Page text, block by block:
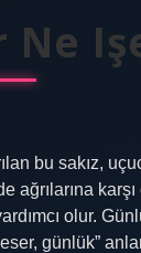
bu sakız,
karşı
olur.
günlük”